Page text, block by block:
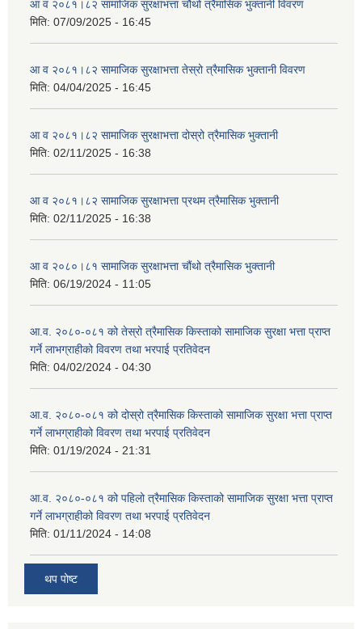
आ व २०८१।८२ सामाजिक सुरक्षाभत्ता चौथो त्रैमासिक भुक्तानी विवरण
मिति: 07/09/2025 - 16:45
आ व २०८१।८२ सामाजिक सुरक्षाभत्ता तेस्रो त्रैमासिक भुक्तानी विवरण
मिति: 04/04/2025 - 16:45
आ व २०८१।८२ सामाजिक सुरक्षाभत्ता दोस्रो त्रैमासिक भुक्तानी
मिति: 02/11/2025 - 16:38
आ व २०८१।८२ सामाजिक सुरक्षाभत्ता प्रथम त्रैमासिक भुक्तानी
मिति: 02/11/2025 - 16:38
आ व २०८०।८१ सामाजिक सुरक्षाभत्ता चौंथो त्रैमासिक भुक्तानी
मिति: 06/19/2024 - 11:05
आ.व. २०८०-०८१ को तेस्रो त्रैमासिक किस्ताको सामाजिक सुरक्षा भत्ता प्राप्त
गर्ने लाभग्राहीको विवरण तथा भरपाई प्रतिवेदन
मिति: 04/02/2024 - 04:30
आ.व. २०८०-०८१ को दोस्रो त्रैमासिक किस्ताको सामाजिक सुरक्षा भत्ता प्राप्त
गर्ने लाभग्राहीको विवरण तथा भरपाई प्रतिवेदन
मिति: 01/19/2024 - 21:31
आ.व. २०८०-०८१ को पहिलो त्रैमासिक किस्ताको सामाजिक सुरक्षा भत्ता प्राप्त
गर्ने लाभग्राहीको विवरण तथा भरपाई प्रतिवेदन
मिति: 01/11/2024 - 14:08
थप पोष्ट